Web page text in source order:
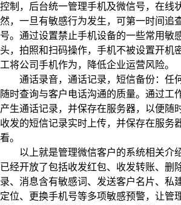
控制，后台统一管理手机及微信号，在线
然，一旦有敏感行为发生，可第一时间追
号。通过设置禁止手机设备的一些常用敏
头，拍照和扫码操作，手机不被设置开机
工将公司手机作为，降低企业运营风险。
通话录音，通话记录，短信备份：任何
随时查询与客户电话沟通的质量。通过工
产生通话记录，并保存在服务器，以便随
收发的短信记录实时上传，并保存在服务
看。
以上就是管理微信客户的系统相关介
已经开放了包括收发红包、收发转账、删
录、消息含有敏感词、发送客户名片、私
定位、更换手机号等多项敏感预警，让管